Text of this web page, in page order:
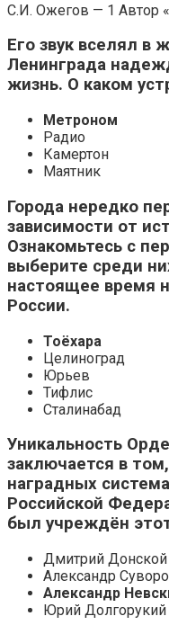
С.И. Ожегов — 1 Автор
Его звук вселял в
Ленинграда
жизнь. О каком
Метроном
Радио
Камертон
Маятник
Города нередко
зависимости от
Ознакомьтесь с
выберите среди
настоящее время
России.
Тоёхара
Целиноград
Юрьев
Тифлис
Сталинабад
Уникальность
заключается в
наградных
Российской
был учреждён
Дмитрий Донской
Александр
Александр
Юрий Долгорукий